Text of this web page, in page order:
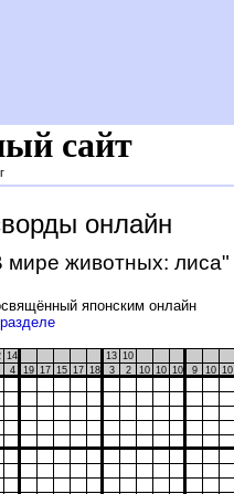
сайт
онлайн
мире животных: лиса"
японским онлайн
14 13 10
4 19 17 15 17 18 3 2 10 10 10 9 10 10